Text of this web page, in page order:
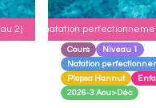
2)
Cours de natation
Cours
Niveau 1
Natation
Plopsa Hannut
2026-3 Aou>Déc